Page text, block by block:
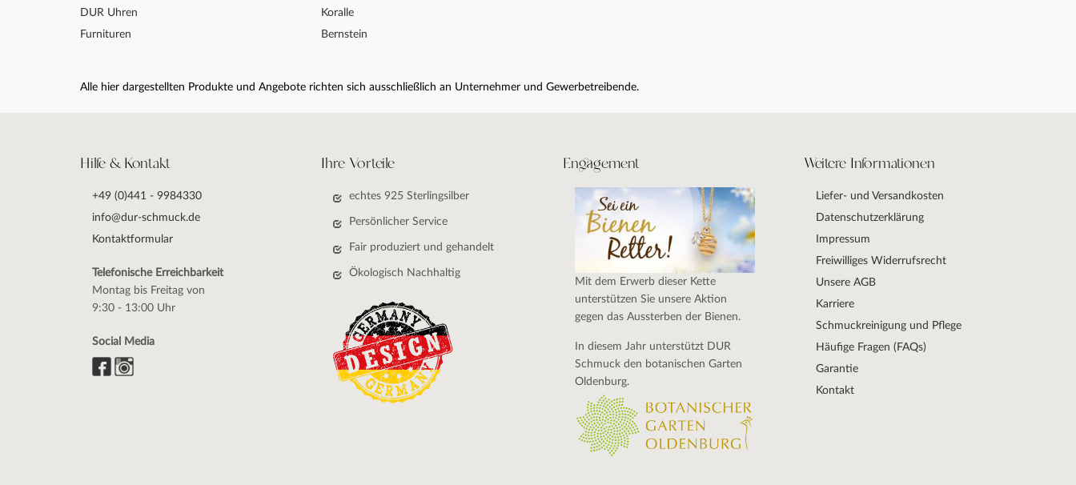
DUR Uhren
Furnituren
Koralle
Bernstein
Alle hier dargestellten Produkte und Angebote richten sich ausschließlich an Unternehmer und Gewerbetreibende.
Hilfe & Kontakt
+49 (0)441 - 9984330
info@dur-schmuck.de
Kontaktformular
Telefonische Erreichbarkeit
Montag bis Freitag von
9:30 - 13:00 Uhr
Social Media
Ihre Vorteile
echtes 925 Sterlingsilber
Persönlicher Service
Fair produziert und gehandelt
Ökologisch Nachhaltig
Engagement
Mit dem Erwerb dieser Kette
unterstützen Sie unsere Aktion
gegen das Aussterben der Bienen.
In diesem Jahr unterstützt DUR
Schmuck den botanischen Garten
Oldenburg.
Weitere Informationen
Liefer- und Versandkosten
Datenschutzerklärung
Impressum
Freiwilliges Widerrufsrecht
Unsere AGB
Karriere
Schmuckreinigung und Pflege
Häufige Fragen (FAQs)
Garantie
Kontakt